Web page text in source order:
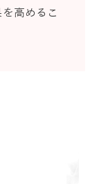
高めるこ